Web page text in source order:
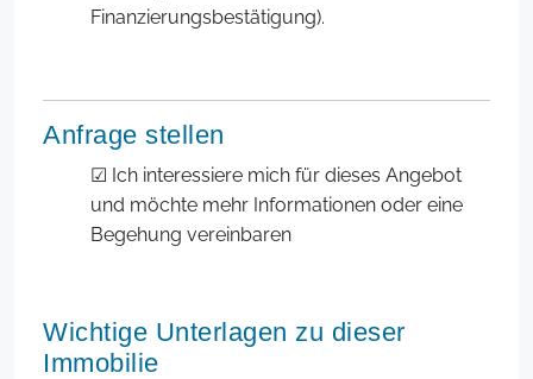
Finanzierungsbestätigung).
Anfrage stellen
☑ Ich interessiere mich für dieses Angebot
und möchte mehr Informationen oder eine
Begehung vereinbaren
Wichtige Unterlagen zu dieser
Immobilie